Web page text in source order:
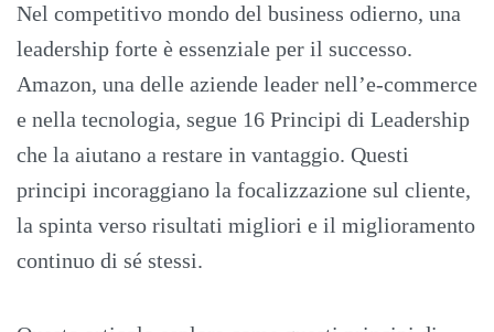
Nel competitivo mondo del business odierno, una
leadership forte è essenziale per il successo.
Amazon, una delle aziende leader nell’e-commerce
e nella tecnologia, segue 16 Principi di Leadership
che la aiutano a restare in vantaggio. Questi
principi incoraggiano la focalizzazione sul cliente,
la spinta verso risultati migliori e il miglioramento
continuo di sé stessi.